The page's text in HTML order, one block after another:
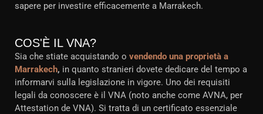
sapere per investire efficacemente a Marrakech.
COS'È IL VNA?
Sia che stiate acquistando o vendendo una proprietà a
Marrakech, in quanto stranieri dovete dedicare del tempo a
informarvi sulla legislazione in vigore. Uno dei requisiti
legali da conoscere è il VNA (noto anche come AVNA, per
Attestation de VNA). Si tratta di un certificato essenziale